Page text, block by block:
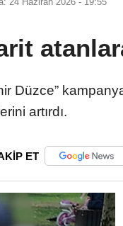
Düzce”
artırdı.
ET